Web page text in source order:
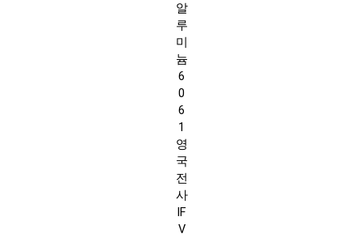
알
루
미
늄
6
0
6
1
영
국
전
사
IF
V